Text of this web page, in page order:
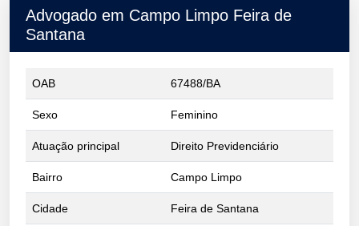
Advogado em Campo Limpo Feira de
Santana
OAB 67488/BA
Sexo Feminino
Atuação principal Direito Previdenciário
Bairro Campo Limpo
Cidade Feira de Santana